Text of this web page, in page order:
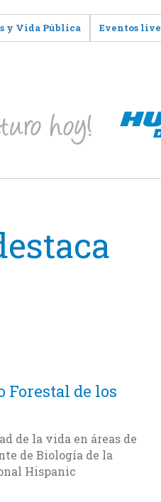
y Vida Pública Eventos live
Forestal de los
de la vida en áreas de
de Biología de la
Hispanic